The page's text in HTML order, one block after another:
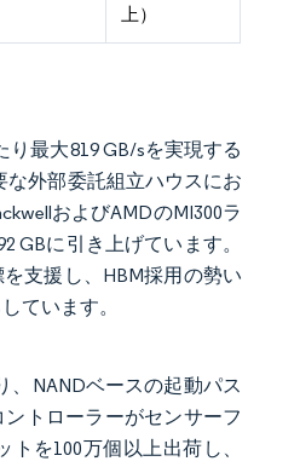
上）
最大819 GB/sを実現する
な外部委託組立ハウスにお
およびAMDのMI300ラ
GBに引き上げています。
支援し、HBM採用の勢い
ています。
、NANDベースの起動パス
トローラーがセンサーフ
を100万個以上出荷し、